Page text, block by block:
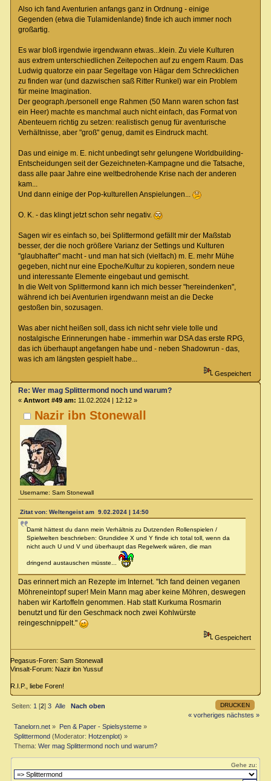
Also ich fand Aventurien anfangs ganz in Ordnung - einige
Gegenden (etwa die Tulamidenlande) finde ich auch immer noch
großartig.
Es war bloß irgendwie irgendwann etwas...klein. Zu viele Kulturen
aus extrem unterschiedlichen Zeitepochen auf zu engem Raum. Das
Ludwig quatorze ein paar Segeltage von Hägar dem Schrecklichen
zu finden war (und dazwischen saß Ritter Runkel) war ein Problem
für meine Imagination.
Der geograph./personell enge Rahmen (50 Mann waren schon fast
ein Heer) machte es manchmal auch nicht einfach, das Format von
Abenteuern richtig zu setzen: realistisch genug für aventurische
Verhältnisse, aber "groß" genug, damit es Eindruck macht.
Das und einige m. E. nicht unbedingt sehr gelungene Worldbuilding-
Entscheidungen seit der Gezeichneten-Kampagne und die Tatsache,
dass alle paar Jahre eine weltbedrohende Krise nach der anderen
kam...
Und dann einige der Pop-kulturellen Anspielungen...
O. K. - das klingt jetzt schon sehr negativ.
Sagen wir es einfach so, bei Splittermond gefällt mir der Maßstab
besser, der die noch größere Varianz der Settings und Kulturen
"glaubhafter" macht - und man hat sich (vielfach) m. E. mehr Mühe
gegeben, nicht nur eine Epoche/Kultur zu kopieren, sondern neue
und interessante Elemente eingebaut und gemischt.
In die Welt von Splittermond kann ich mich besser "hereindenken",
während ich bei Aventurien irgendwann meist an die Decke
gestoßen bin, sozusagen.
Was aber nicht heißen soll, dass ich nicht sehr viele tolle und
nostalgische Erinnerungen habe - immerhin war DSA das erste RPG,
das ich überhaupt angefangen habe und - neben Shadowrun - das,
was ich am längsten gespielt habe...
Gespeichert
Nazir ibn Stonewall
Username: Sam Stonewall
Re: Wer mag Splittermond noch und warum?
« Antwort #49 am: 11.02.2024 | 12:12 »
Zitat von: Weltengeist am 9.02.2024 | 14:50
Damit hättest du dann mein Verhältnis zu Dutzenden Rollenspielen /
Spielwelten beschrieben: Grundidee X und Y finde ich total toll, wenn da
nicht auch U und V und überhaupt das Regelwerk wären, die man
dringend austauschen müsste...
Das erinnert mich an Rezepte im Internet. "Ich fand deinen veganen
Möhreneintopf super! Mein Mann mag aber keine Möhren, deswegen
haben wir Kartoffeln genommen. Hab statt Kurkuma Rosmarin
benutzt und für den Geschmack noch zwei Kohlwürste
reingeschnippelt."
Gespeichert
Pegasus-Foren: Sam Stonewall
Vinsalt-Forum: Nazir ibn Yussuf
R.I.P., liebe Foren!
DRUCKEN
Seiten: 1 [2]3 Alle
Nach oben
« vorheriges nächstes »
Tanelorn.net » Pen & Paper - Spielsysteme»
Splittermond (Moderator: Hotzenplot) »
Thema:Wer mag Splittermond noch und warum?
Gehe zu: